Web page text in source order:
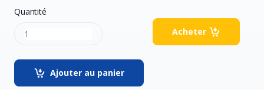
Quantité
Ajouter au panier
Acheter